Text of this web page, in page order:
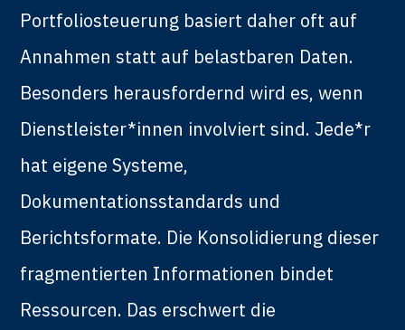
Portfoliosteuerung basiert daher oft auf
Annahmen statt auf belastbaren Daten.
Besonders herausfordernd wird es, wenn
Dienstleister*innen involviert sind. Jede*r
hat eigene Systeme,
Dokumentationsstandards und
Berichtsformate. Die Konsolidierung dieser
fragmentierten Informationen bindet
Ressourcen. Das erschwert die